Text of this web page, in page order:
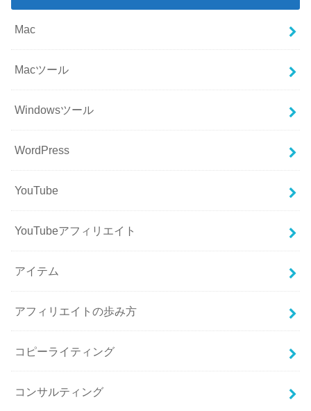
Mac
Macツール
Windowsツール
WordPress
YouTube
YouTubeアフィリエイト
アイテム
アフィリエイトの歩み方
コピーライティング
コンサルティング